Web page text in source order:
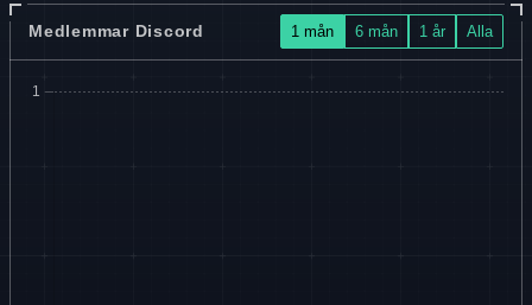
Medlemmar Discord 1 mån 6 mån 1 år Alla